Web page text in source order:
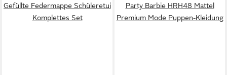
Gefüllte Federmappe Schüleretui
Komplettes Set
Party Barbie HRH48 Mattel
Premium Mode Puppen-Kleidung